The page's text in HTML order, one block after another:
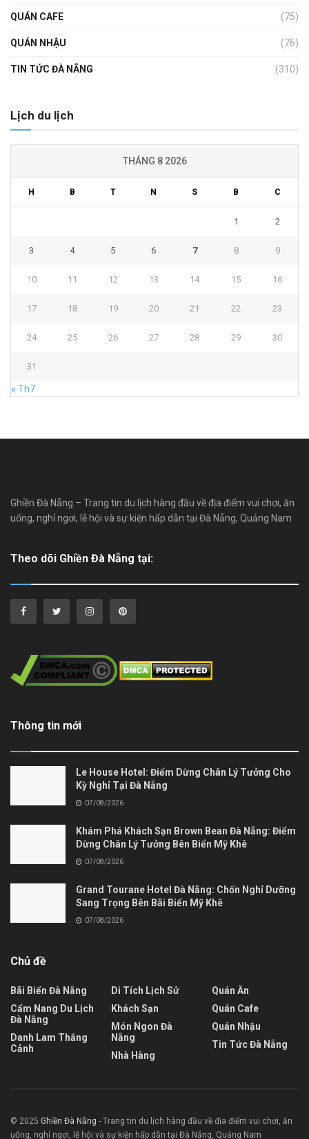
QUÁN CAFE (75)
QUÁN NHẬU (76)
TIN TỨC ĐÀ NẴNG (310)
Lịch du lịch
THÁNG 8 2026
H B T N S B C
1 2
3 4 5 6 7 8 9
10 11 12 13 14 15 16
17 18 19 20 21 22 23
24 25 26 27 28 29 30
31
« Th7
Ghiền Đà Nẵng – Trang tin du lịch hàng đầu về địa điểm vui chơi, ăn
uống, nghỉ ngơi, lễ hội và sự kiện hấp dẫn tại Đà Nẵng, Quảng Nam
Theo dõi Ghiền Đà Nẵng tại:
Thông tin mới
Le House Hotel: Điểm Dừng Chân Lý Tưởng Cho
Kỳ Nghỉ Tại Đà Nẵng
07/08/2026
Khám Phá Khách Sạn Brown Bean Đà Nẵng: Điểm
Dừng Chân Lý Tưởng Bên Biển Mỹ Khê
07/08/2026
Grand Tourane Hotel Đà Nẵng: Chốn Nghỉ Dưỡng
Sang Trọng Bên Bãi Biển Mỹ Khê
07/08/2026
Chủ đề
Bãi Biển Đà Nẵng
Cẩm Nang Du Lịch
Đà Nẵng
Danh Lam Thắng
Cảnh
Di Tích Lịch Sử
Khách Sạn
Món Ngon Đà
Nẵng
Nhà Hàng
Quán Ăn
Quán Cafe
Quán Nhậu
Tin Tức Đà Nẵng
© 2025 Ghiền Đà Nẵng - Trang tin du lịch hàng đầu về địa điểm vui chơi, ăn
uống, nghỉ ngơi, lễ hội và sự kiện hấp dẫn tại Đà Nẵng, Quảng Nam